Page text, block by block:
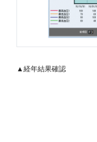
▲経年結果確認